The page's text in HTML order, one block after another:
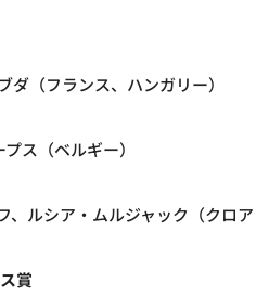
ダ（フランス、ハンガリー）
ス（ベルギー）
、ルシア・ムルジャック（クロア
賞